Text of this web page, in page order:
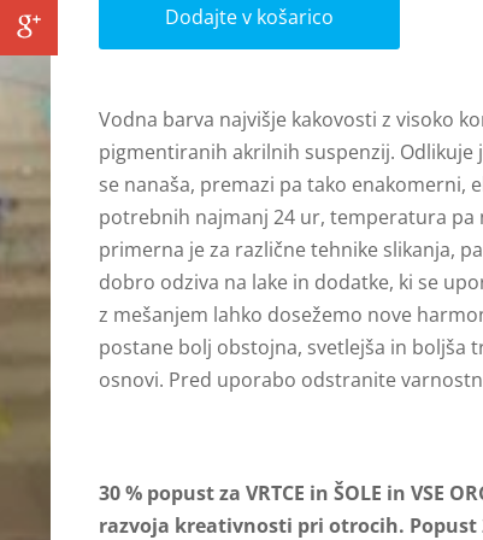
Dodajte v košarico
Vodna barva najvišje kakovosti z visoko
pigmentiranih akrilnih suspenzij.
se nanaša, premazi pa tako enakomerni,
potrebnih najmanj 24 ur, temperatura pa
primerna je za različne tehnike slikanja,
dobro odziva na lake in dodatke, ki se
z mešanjem lahko dosežemo nove
postane bolj obstojna, svetlejša in boljša
osnovi. Pred uporabo odstranite
30 % popust za VRTCE in ŠOLE in VSE
razvoja kreativnosti pri otrocih. Popust